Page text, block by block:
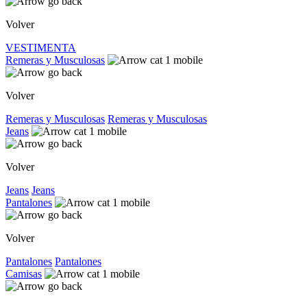
Volver
VESTIMENTA
Remeras y Musculosas
Volver
Remeras y Musculosas Remeras y Musculosas
Jeans
Volver
Jeans Jeans
Pantalones
Volver
Pantalones Pantalones
Camisas